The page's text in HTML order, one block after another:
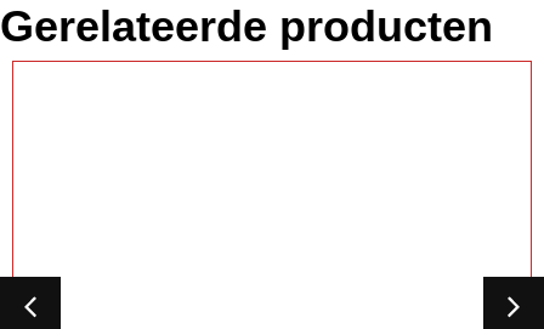
Gerelateerde producten